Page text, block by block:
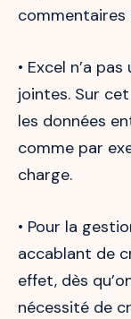
commentaires
• Excel n’a
jointes. Sur
les données
comme par
charge.
• Pour la
accablant de
effet, dès
nécessité de